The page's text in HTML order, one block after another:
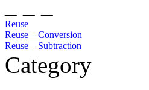
Reuse
Reuse – Conversion
Reuse – Subtraction
Category